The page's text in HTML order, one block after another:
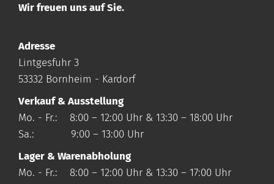
Wir freuen uns auf Sie.
Adresse
Lintgesfuhr 3
53332 Bornheim - Kardorf
Verkauf & Ausstellung
Mo. - Fr.: 8:00 – 12:00 Uhr & 13:30 – 18:00 Uhr
Sa.: 9:00 – 13:00 Uhr
Lager & Warenabholung
Mo. - Fr.: 8:00 – 12:00 Uhr & 13:30 – 17:00 Uhr